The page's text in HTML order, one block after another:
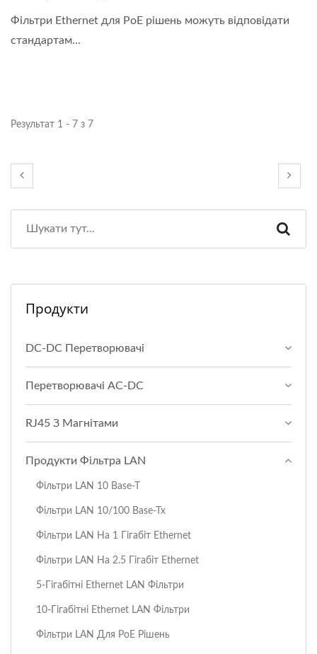
Фільтри Ethernet для PoE рішень можуть відповідати
стандартам...
Результат 1 - 7 з 7
Продукти
DC-DC Перетворювачі
Перетворювачі AC-DC
RJ45 З Магнітами
Продукти Фільтра LAN
Фільтри LAN 10 Base-T
Фільтри LAN 10/100 Base-Tx
Фільтри LAN На 1 Гігабіт Ethernet
Фільтри LAN На 2.5 Гігабіт Ethernet
5-Гігабітні Ethernet LAN Фільтри
10-Гігабітні Ethernet LAN Фільтри
Фільтри LAN Для PoE Рішень